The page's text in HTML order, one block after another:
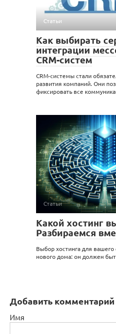
Статьи
Как выбирать
интеграции
CRM-систем
CRM-системы стали
развития компаний. Они
фиксировать все
Статьи
Какой хостинг
Разбираемся
Выбор хостинга для вашего
нового дома: он должен
Добавить комментарий
Имя